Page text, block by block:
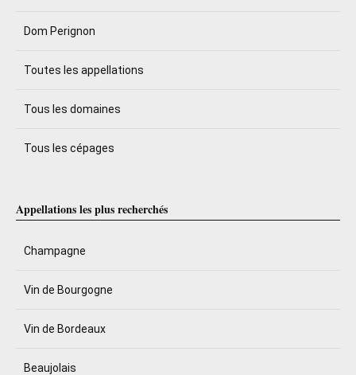
Dom Perignon
Toutes les appellations
Tous les domaines
Tous les cépages
Appellations les plus recherchés
Champagne
Vin de Bourgogne
Vin de Bordeaux
Beaujolais